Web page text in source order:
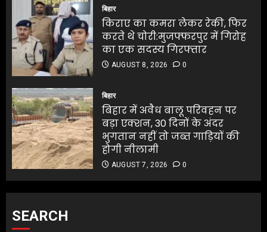
बिहार
किराए का कमरा लेकर रेकी, फिर
करते थे चोरी:मुजफ्फरपुर में गिरोह
का एक सदस्य गिरफ्तार
AUGUST 8, 2026 0
बिहार
बिहार में अवैध बालू परिवहन पर
बड़ा एक्शन, 30 दिनों के अंदर
भुगतान नहीं तो जब्त गाड़ियों की
होगी नीलामी
AUGUST 7, 2026 0
SEARCH